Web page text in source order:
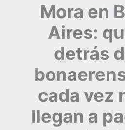
Mora en
Aires:
detrás
cada vez
llegan a